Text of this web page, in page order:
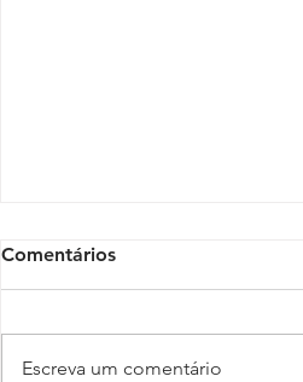
Comentários
Escreva um comentário